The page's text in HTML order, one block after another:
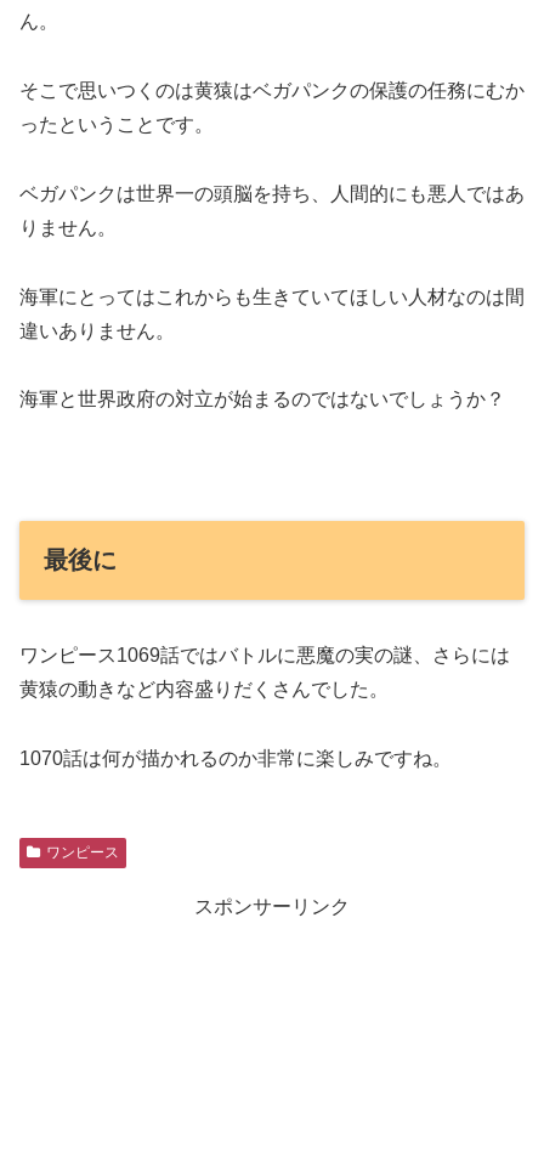
ん。
そこで思いつくのは黄猿はベガパンクの保護の任務にむか
ったということです。
ベガパンクは世界一の頭脳を持ち、人間的にも悪人ではあ
りません。
海軍にとってはこれからも生きていてほしい人材なのは間
違いありません。
海軍と世界政府の対立が始まるのではないでしょうか？
最後に
ワンピース1069話ではバトルに悪魔の実の謎、さらには
黄猿の動きなど内容盛りだくさんでした。
1070話は何が描かれるのか非常に楽しみですね。
ワンピース
スポンサーリンク